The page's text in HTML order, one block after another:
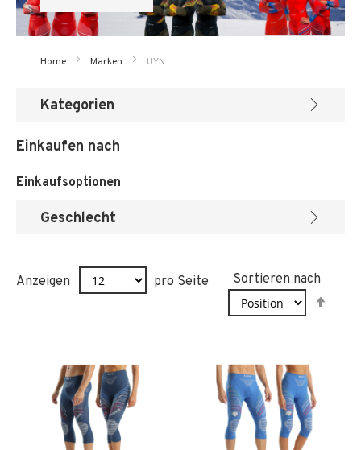
Home Marken UYN
Anzeigen pro Seite
Sortieren nach
Kategorien
Einkaufen nach
Einkaufsoptionen
Geschlecht